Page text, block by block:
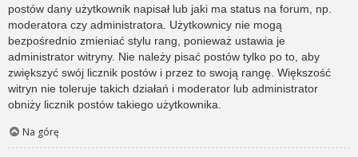
postów dany użytkownik napisał lub jaki ma status na forum, np.
moderatora czy administratora. Użytkownicy nie mogą
bezpośrednio zmieniać stylu rang, ponieważ ustawia je
administrator witryny. Nie należy pisać postów tylko po to, aby
zwiększyć swój licznik postów i przez to swoją rangę. Większość
witryn nie toleruje takich działań i moderator lub administrator
obniży licznik postów takiego użytkownika.
Na górę